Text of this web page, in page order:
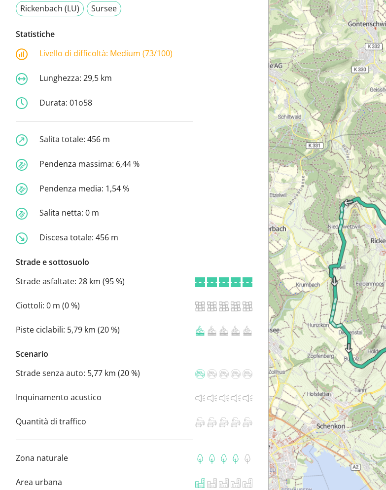
Rickenbach (LU)
Sursee
Statistiche
Livello di difficoltà: Medium (73/100)
Lunghezza: 29,5 km
Durata: 01o58
Salita totale: 456 m
Pendenza massima: 6,44 %
Pendenza media: 1,54 %
Salita netta: 0 m
Discesa totale: 456 m
Strade e sottosuolo
Strade asfaltate: 28 km (95 %)
Ciottoli: 0 m (0 %)
Piste ciclabili: 5,79 km (20 %)
Scenario
Strade senza auto: 5,77 km (20 %)
Inquinamento acustico
Quantità di traffico
Zona naturale
Area urbana